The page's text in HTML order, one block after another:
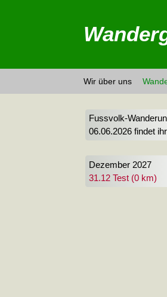
Wir über uns
Fussvolk-
06.06.2026 findet
Dezember 2027
31.12 Test (0 km)